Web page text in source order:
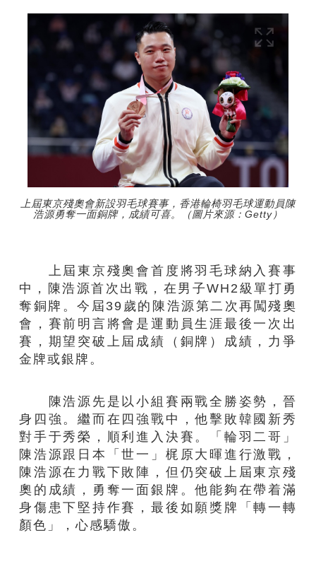
上屆東京殘奧會新設羽毛球賽事，香港輪椅羽毛球運動員陳
浩源勇奪一面銅牌，成績可喜。（圖片來源：Getty）
上屆東京殘奧會首度將羽毛球納入賽事
中，陳浩源首次出戰，在男子WH2級單打勇
奪銅牌。今屆39歲的陳浩源第二次再闖殘奧
會，賽前明言將會是運動員生涯最後一次出
賽，期望突破上屆成績（銅牌）成績，力爭
金牌或銀牌。
陳浩源先是以小組賽兩戰全勝姿勢，晉
身四強。繼而在四強戰中，他擊敗韓國新秀
對手于秀榮，順利進入決賽。「輪羽二哥」
陳浩源跟日本「世一」梶原大暉進行激戰，
陳浩源在力戰下敗陣，但仍突破上屆東京殘
奧的成績，勇奪一面銀牌。他能夠在帶着滿
身傷患下堅持作賽，最後如願獎牌「轉一轉
顏色」，心感驕傲。